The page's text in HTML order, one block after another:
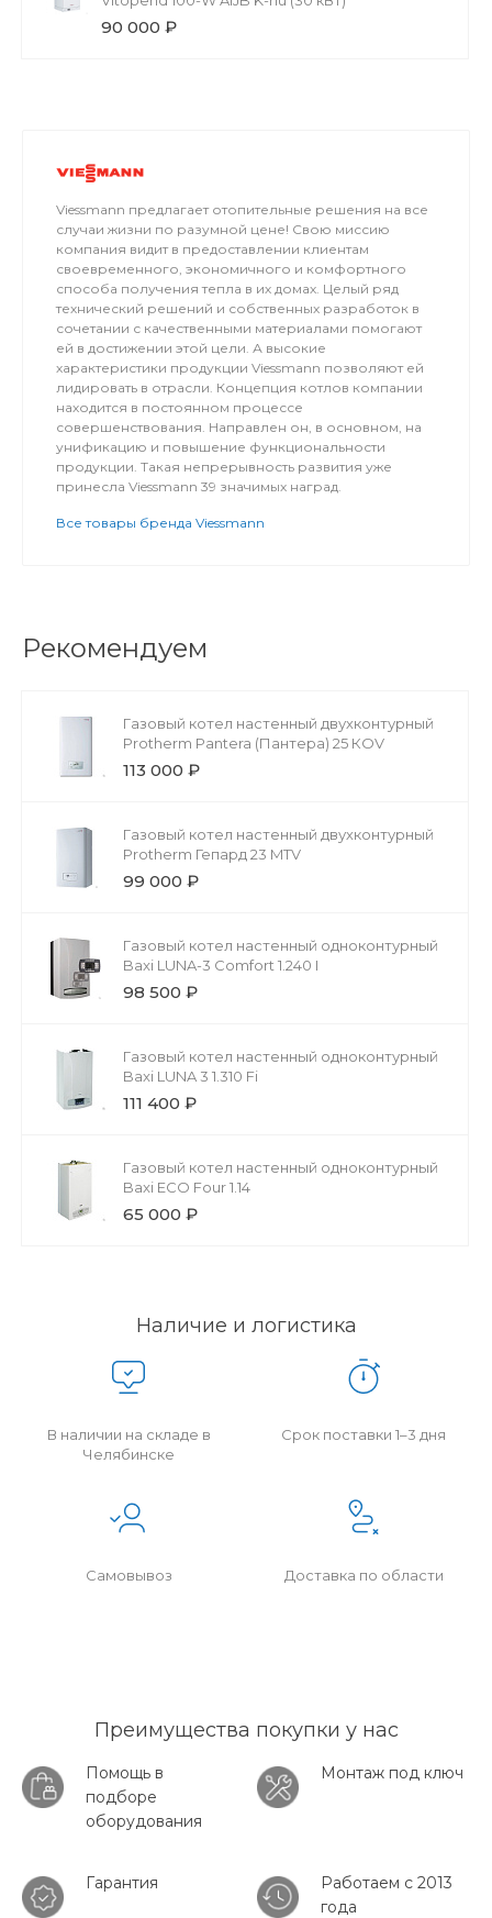
90 000 ₽
Viessmann предлагает отопительные решения на все
случаи жизни по разумной цене! Свою миссию
компания видит в предоставлении клиентам
своевременного, экономичного и комфортного
способа получения тепла в их домах. Целый ряд
технический решений и собственных разработок в
сочетании с качественными материалами помогают
ей в достижении этой цели. А высокие
характеристики продукции Viessmann позволяют ей
лидировать в отрасли. Концепция котлов компании
находится в постоянном процессе
совершенствования. Направлен он, в основном, на
унификацию и повышение функциональности
продукции. Такая непрерывность развития уже
принесла Viessmann 39 значимых наград.
Все товары бренда Viessmann
Рекомендуем
Газовый котел настенный двухконтурный
Protherm Pantera (Пантера) 25 КОV
113 000 ₽
Газовый котел настенный двухконтурный
Protherm Гепард 23 MTV
99 000 ₽
Газовый котел настенный одноконтурный
Baxi LUNA-3 Comfort 1.240 I
98 500 ₽
Газовый котел настенный одноконтурный
Baxi LUNA 3 1.310 Fi
111 400 ₽
Газовый котел настенный одноконтурный
Baxi ECO Four 1.14
65 000 ₽
Наличие и логистика
В наличии на складе в
Челябинске
Срок поставки 1–3 дня
Самовывоз Доставка по области
Преимущества покупки у нас
Помощь в
подборе
оборудования
Монтаж под ключ
Гарантия
Работаем с 2013
года